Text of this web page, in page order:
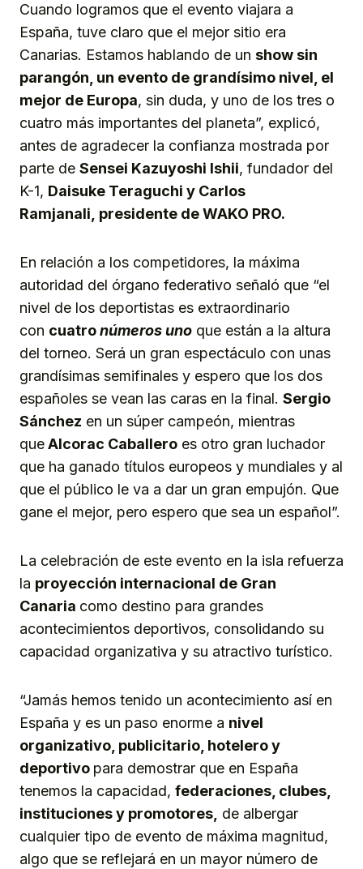
Cuando logramos que el evento viajara a
España, tuve claro que el mejor sitio era
Canarias. Estamos hablando de un show sin
parangón, un evento de grandísimo nivel, el
mejor de Europa, sin duda, y uno de los tres o
cuatro más importantes del planeta”, explicó,
antes de agradecer la confianza mostrada por
parte de Sensei Kazuyoshi Ishii, fundador del
K-1, Daisuke Teraguchi y Carlos
Ramjanali, presidente de WAKO PRO.
En relación a los competidores, la máxima
autoridad del órgano federativo señaló que “el
nivel de los deportistas es extraordinario
con cuatronúmeros uno que están a la altura
del torneo. Será un gran espectáculo con unas
grandísimas semifinales y espero que los dos
españoles se vean las caras en la final. Sergio
Sánchez en un súper campeón, mientras
queAlcorac Caballero es otro gran luchador
que ha ganado títulos europeos y mundiales y al
que el público le va a dar un gran empujón. Que
gane el mejor, pero espero que sea un español”.
La celebración de este evento en la isla refuerza
la proyección internacional de Gran
Canaria como destino para grandes
acontecimientos deportivos, consolidando su
capacidad organizativa y su atractivo turístico.
“Jamás hemos tenido un acontecimiento así en
España y es un paso enorme a nivel
organizativo, publicitario, hotelero y
deportivo para demostrar que en España
tenemos la capacidad, federaciones, clubes,
instituciones y promotores, de albergar
cualquier tipo de evento de máxima magnitud,
algo que se reflejará en un mayor número de